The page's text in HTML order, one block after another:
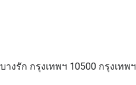
งรัก กรุงเทพฯ 10500 กรุงเทพฯ